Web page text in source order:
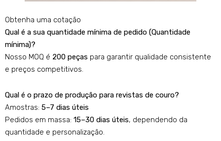
Obtenha uma cotação
Qual é a sua quantidade mínima de pedido (Quantidade
mínima)?
Nosso MOQ é 200 peças para garantir qualidade consistente
e preços competitivos.
Qual é o prazo de produção para revistas de couro?
Amostras: 5–7 dias úteis
Pedidos em massa: 15–30 dias úteis, dependendo da
quantidade e personalização.